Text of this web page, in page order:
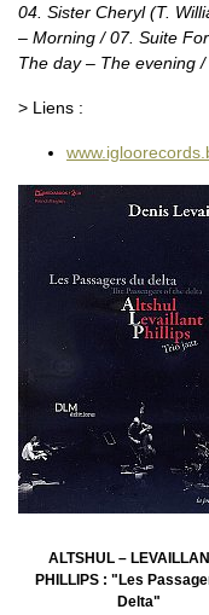
04. Sister Cheryl (T.
– Morning / 07. Suite
The day – The evening
> Liens :
ALTSHUL –
PHILLIPS : "Les
Delta"